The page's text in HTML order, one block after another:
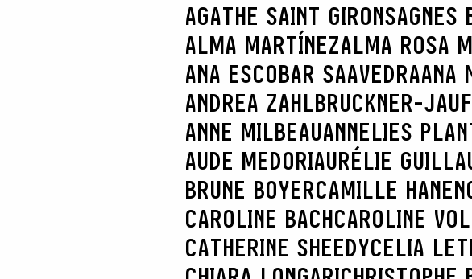
AGATHE SAINT GIRONSAGNES
ALMA MARTÍNEZALMA ROSA
ANA ESCOBAR SAAVEDRAANA
ANDREA ZAHLBRUCKNER-
ANNE MILBEAUANNELIES
AUDE MEDORIAURÉLIE
BRUNE BOYERCAMILLE HANEN
CAROLINE BACHCAROLINE
CATHERINE SHEEDYCELIA